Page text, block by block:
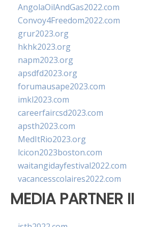
AngolaOilAndGas2022.com
Convoy4Freedom2022.com
grur2023.org
hkhk2023.org
napm2023.org
apsdfd2023.org
forumausape2023.com
imkl2023.com
careerfaircsd2023.com
apsth2023.com
MedItRio2023.org
lcicon2023boston.com
waitangidayfestival2022.com
vacancesscolaires2022.com
MEDIA PARTNER II